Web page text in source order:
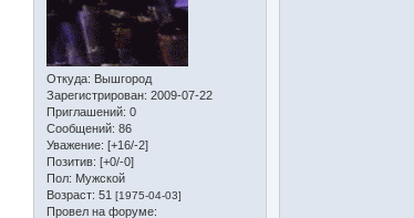
Откуда: Вышгород
Зарегистрирован: 2009-07-22
Приглашений: 0
Сообщений: 86
Уважение: [+16/-2]
Позитив: [+0/-0]
Пол: Мужской
Возраст: 51 [1975-04-03]
Провел на форуме: